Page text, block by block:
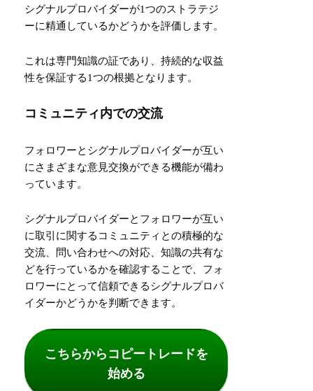
シグナルプロバイダーが1つのストラテジ
ーに精通しているかどうかを評価します。
これは専門知識の証であり、持続的な収益
性を保証する1つの根拠となります。
コミュニティ内での交流
フォロワーとシグナルプロバイダーが互い
にさまざまな意見交換ができる機能が備わ
っています。
シグナルプロバイダーとフォロワーが互い
に取引に関するコミュニティとの積極的な
交流、問い合わせへの対応、知識の共有な
どを行っているかを確認することで、フォ
ロワーにとって信頼できるシグナルプロバ
イダーかどうかを判断できます。
こちらからコピートレードを
始める